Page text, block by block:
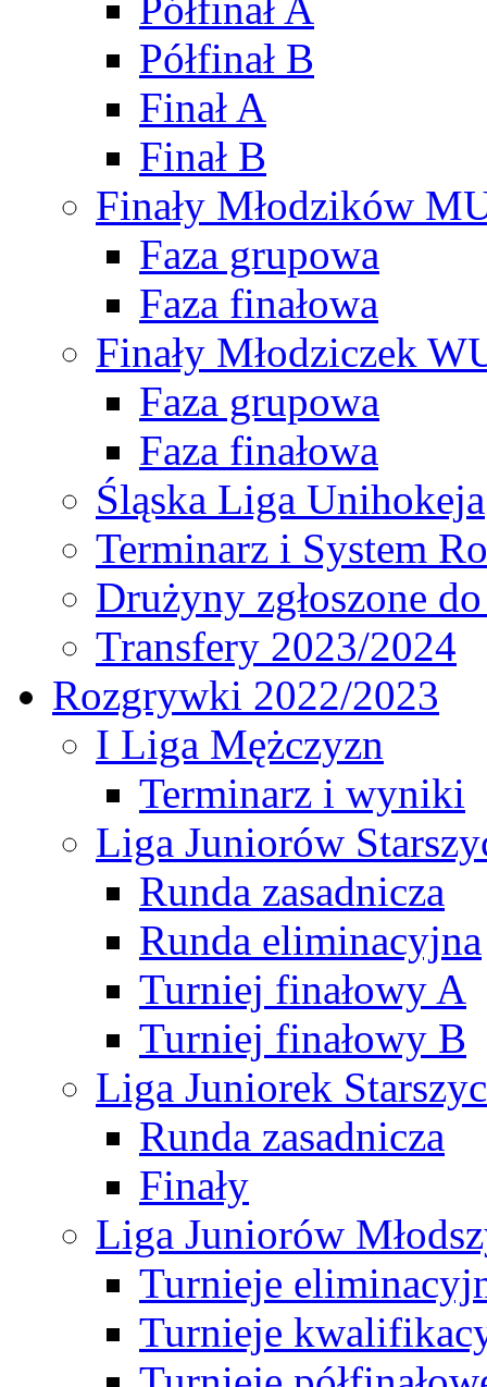
Półfinał B
Finał A
Finał B
Finały Młodzików
Faza grupowa
Faza finałowa
Finały Młodziczek
Faza grupowa
Faza finałowa
Śląska Liga Unihokeja
Terminarz i System
Drużyny zgłoszone
Transfery 2023/2024
Rozgrywki 2022/2023
I Liga Mężczyzn
Terminarz i wyniki
Liga Juniorów
Runda zasadnicza
Runda eliminacyjna
Turniej finałowy A
Turniej finałowy B
Liga Juniorek
Runda zasadnicza
Finały
Liga Juniorów
Turnieje
Turnieje